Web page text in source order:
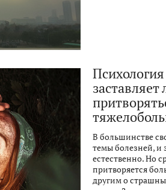
В большинстве
темы болезней, и
естественно. Но
притворяется
другим о